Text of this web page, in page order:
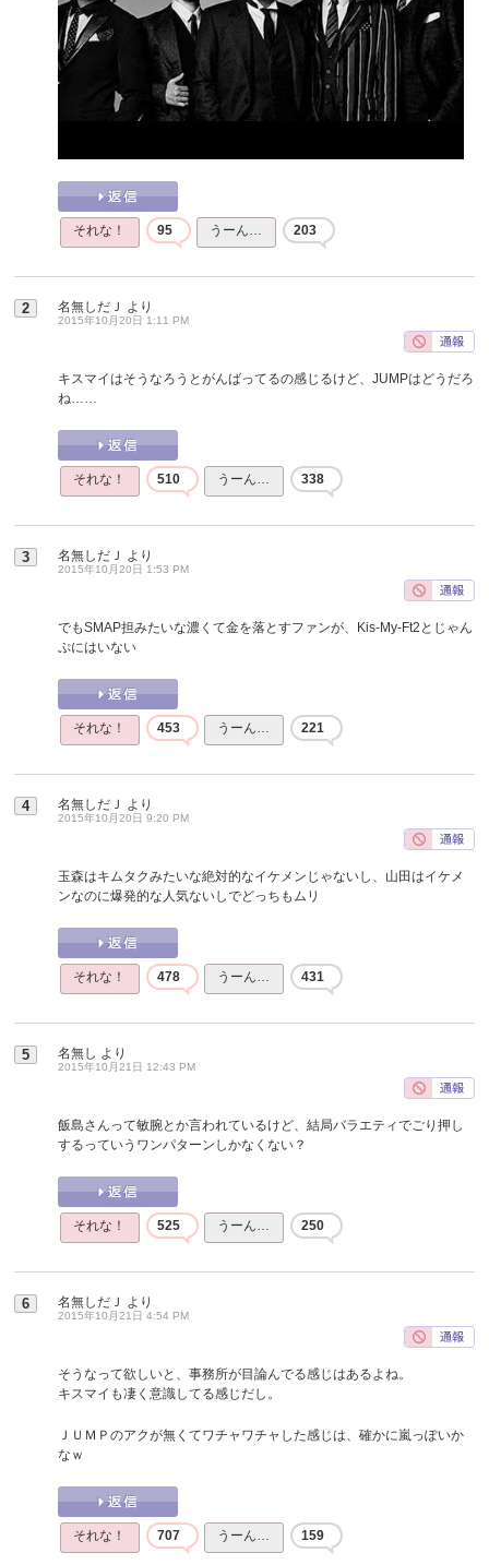
それな！ 95 うーん… 203
2 名無しだＪ より
2015年10月20日 1:11 PM
キスマイはそうなろうとがんばってるの感じるけど、JUMPはどうだろ
ね……
それな！ 510 うーん… 338
3 名無しだＪ より
2015年10月20日 1:53 PM
でもSMAP担みたいな濃くて金を落とすファンが、Kis-My-Ft2とじゃん
ぷにはいない
それな！ 453 うーん… 221
4 名無しだＪ より
2015年10月20日 9:20 PM
玉森はキムタクみたいな絶対的なイケメンじゃないし、山田はイケメ
ンなのに爆発的な人気ないしでどっちもムリ
それな！ 478 うーん… 431
5 名無し より
2015年10月21日 12:43 PM
飯島さんって敏腕とか言われているけど、結局バラエティでごり押し
するっていうワンパターンしかなくない？
それな！ 525 うーん… 250
6 名無しだＪ より
2015年10月21日 4:54 PM
そうなって欲しいと、事務所が目論んでる感じはあるよね。
キスマイも凄く意識してる感じだし。
ＪＵＭＰのアクが無くてワチャワチャした感じは、確かに嵐っぽいか
なｗ
それな！ 707 うーん… 159